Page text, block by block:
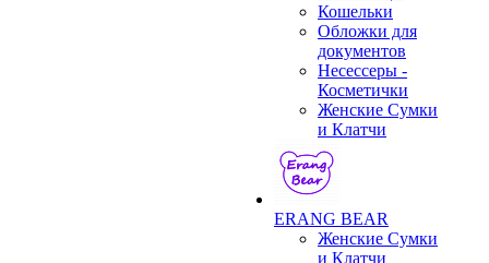
Кошельки
Обложки для
документов
Несессеры -
Косметички
Женские Сумки
и Клатчи
ERANG BEAR
Женские Сумки
и Клатчи